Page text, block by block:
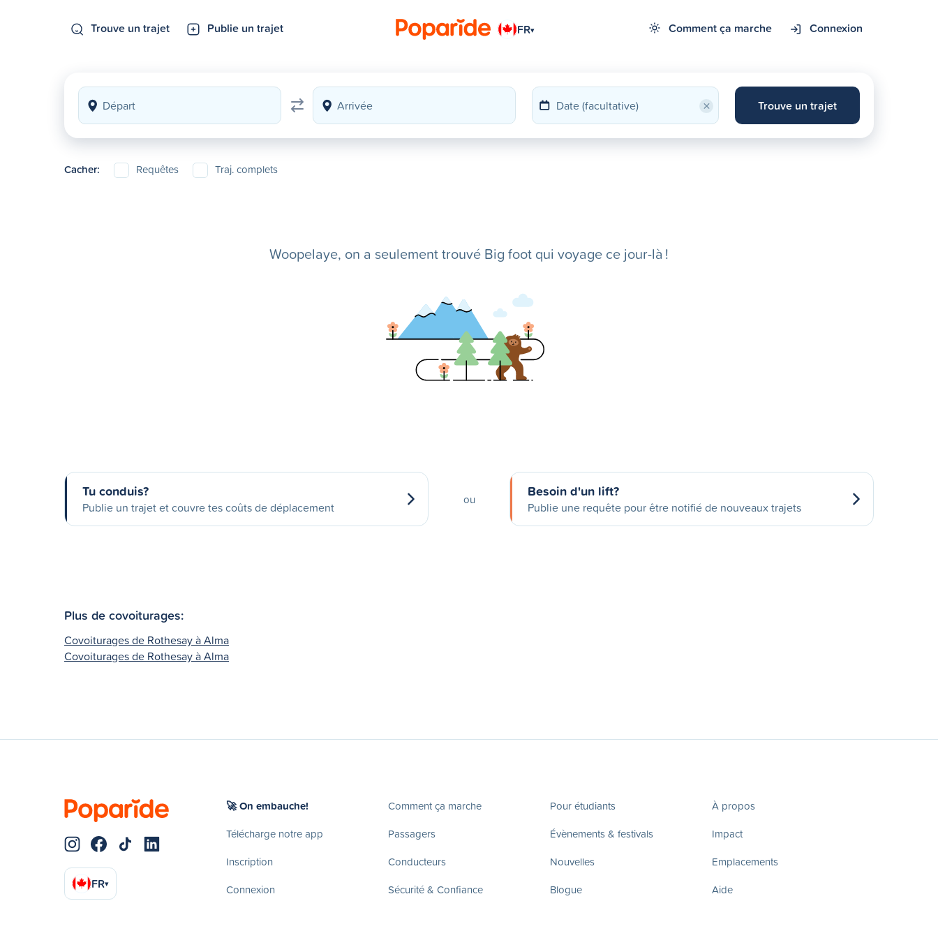
Trouve un trajet Publie un trajet FR▾ Comment ça marche Connexion
× Trouve un trajet
Cacher: Requêtes Traj. complets
Woopelaye, on a seulement trouvé Big foot qui voyage ce jour-là !
Tu conduis?
Publie un trajet et couvre tes coûts de déplacement
ou Besoin d'un lift?
Publie une requête pour être notifié de nouveaux trajets
Plus de covoiturages:
Covoiturages de Rothesay à Alma
Covoiturages de Rothesay à Alma
FR▾
🚀 On embauche!
Télécharge notre app
Inscription
Connexion
Comment ça marche
Passagers
Conducteurs
Sécurité & Confiance
Pour étudiants
Évènements & festivals
Nouvelles
Blogue
À propos
Impact
Emplacements
Aide